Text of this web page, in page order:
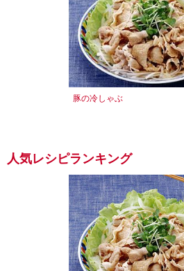
豚の冷しゃぶ
人気レシピランキング